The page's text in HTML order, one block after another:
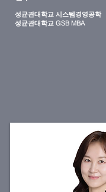
성균관대학교 시스템경영공학
​성균관대학교 GSB MBA